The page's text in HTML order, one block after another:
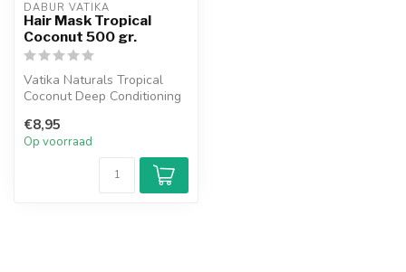
DABUR VATIKA
Hair Mask Tropical
Coconut 500 gr.
Vatika Naturals Tropical
Coconut Deep Conditioning
€8,95
Op voorraad